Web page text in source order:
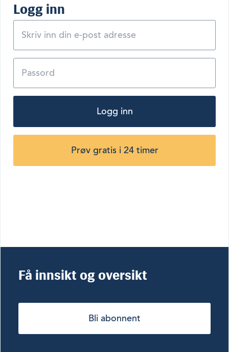
Logg inn
Logg inn
Prøv gratis i 24 timer
Få innsikt og oversikt
Bli abonnent